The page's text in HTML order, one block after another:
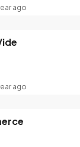
ago
ago